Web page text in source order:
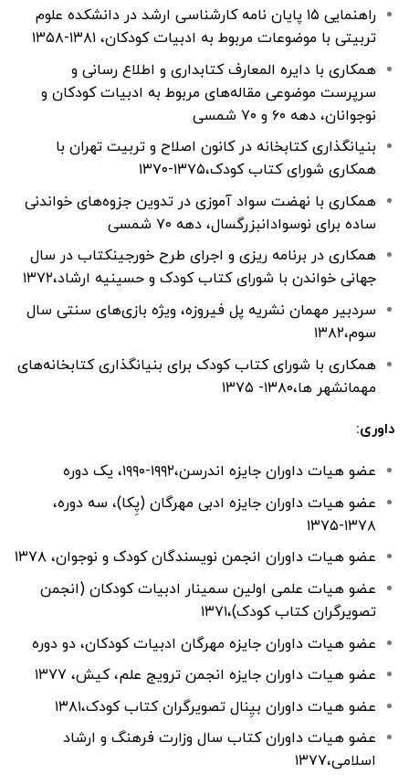
راهنمایی ۱۵ پایان نامه کارشناسی ارشد در دانشکده علوم
تربیتی با موضوعات مربوط به ادبیات کودکان، ۱۳۸۱-۱۳۵۸
همکاری با دایره المعارف کتابداری و اطلاع رسانی و
سرپرست موضوعی مقاله‌های مربوط به ادبیات کودکان و
نوجوانان، دهه ۶۰ و ۷۰ شمسی
بنیانگذاری کتابخانه در کانون اصلاح و تربیت تهران با
همکاری شورای کتاب کودک،۱۳۷۵-۱۳۷۰
همکاری با نهضت سواد آموزی در تدوین جزوه‌های خواندنی
ساده برای نوسوادانبزرگسال، دهه ۷۰ شمسی
همکاری در برنامه ریزی و اجرای طرح خورجینکتاب در سال
جهانی خواندن با شورای کتاب کودک و حسینیه ارشاد،۱۳۷۲
سردبیر مهمان نشریه پل فیروزه، ویژه بازی‌های سنتی سال
سوم،۱۳۸۲
همکاری با شورای کتاب کودک برای بنیانگذاری کتابخانه‌های
مهمانشهر ها،۱۳۸۰- ۱۳۷۵
داوری:
عضو هیات داوران جایزه اندرسن،۱۹۹۲-۱۹۹۰، یک دوره
عضو هیات داوران جایزه ادبی مهرگان (پِکا)، سه دوره،
۱۳۷۸-۱۳۷۵
عضو هیات داوران انجمن نویسندگان کودک و نوجوان، ۱۳۷۸
عضو هیات علمی اولین سمینار ادبیات کودکان (انجمن
تصویرگران کتاب کودک)،۱۳۷۱
عضو هیات داوران جایزه مهرگان ادبیات کودکان، دو دوره
عضو هیات داوران جایزه انجمن ترویج علم، کیش، ۱۳۷۷
عضو هیات داوران بیِنال تصویرگران کتاب کودک،۱۳۸۱
عضو هیات داوران کتاب سال وزارت فرهنگ و ارشاد
اسلامی،۱۳۷۷